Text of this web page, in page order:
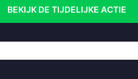
BEKIJK DE TIJDELIJKE ACTIE